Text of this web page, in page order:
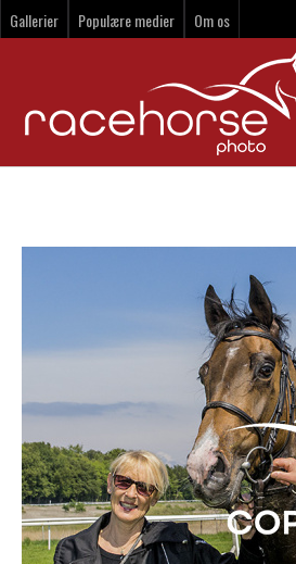
Gallerier Populære medier Om os